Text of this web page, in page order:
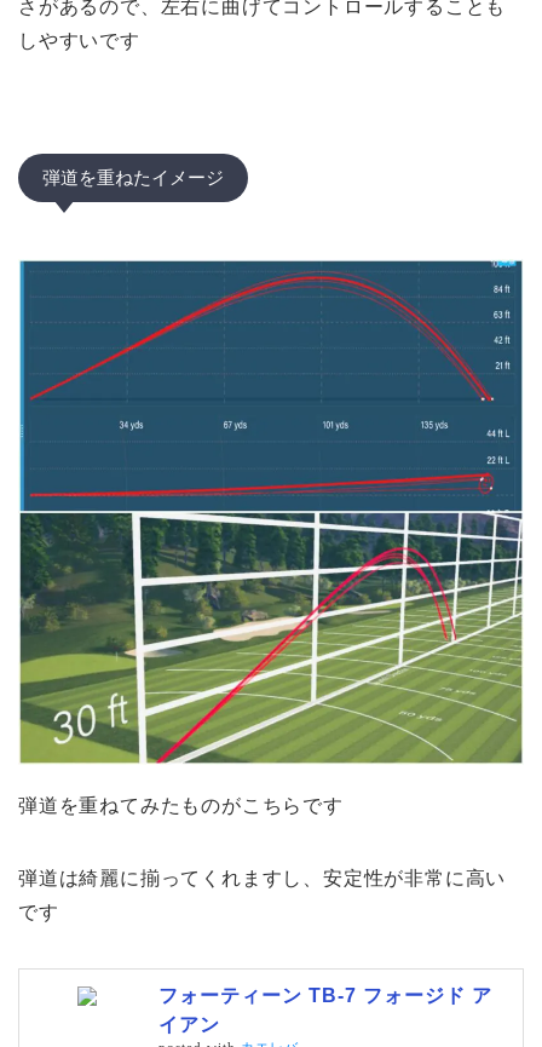
さがあるので、左右に曲げてコントロールすることも
しやすいです
弾道を重ねたイメージ
弾道を重ねてみたものがこちらです
弾道は綺麗に揃ってくれますし、安定性が非常に高い
です
フォーティーン TB-7 フォージド ア
イアン